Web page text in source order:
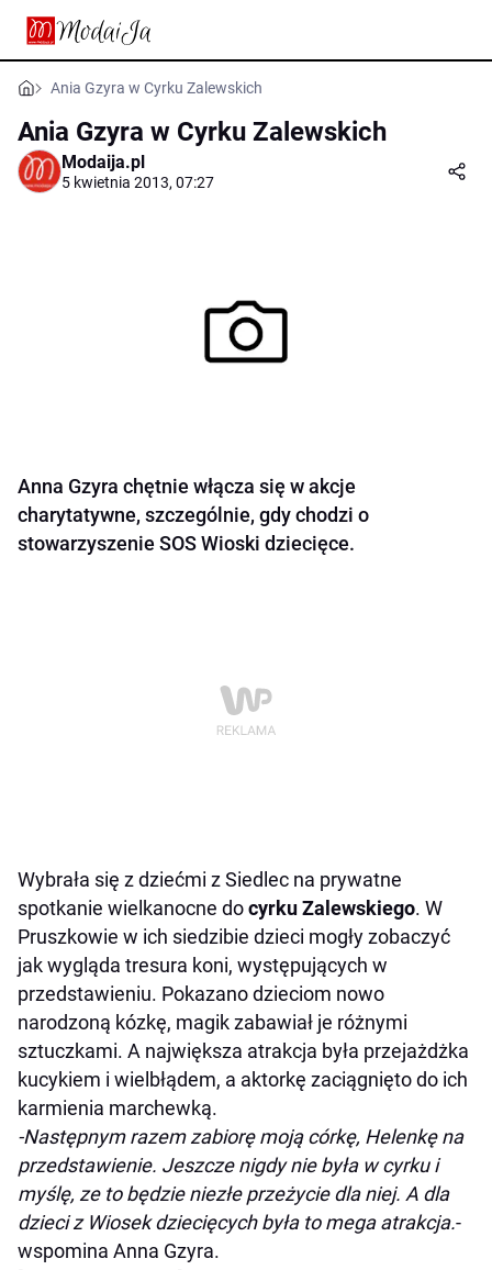
Ania Gzyra w Cyrku Zalewskich
Ania Gzyra w Cyrku Zalewskich
Modaija.pl
5 kwietnia 2013, 07:27
Anna Gzyra chętnie włącza się w akcje
charytatywne, szczególnie, gdy chodzi o
stowarzyszenie SOS Wioski dziecięce.
Wybrała się z dziećmi z Siedlec na prywatne
spotkanie wielkanocne docyrku Zalewskiego. W
Pruszkowie w ich siedzibie dzieci mogły zobaczyć
jak wygląda tresura koni, występujących w
przedstawieniu. Pokazano dzieciom nowo
narodzoną kózkę, magik zabawiał je różnymi
sztuczkami. A największa atrakcja była przejażdżka
kucykiem i wielbłądem, a aktorkę zaciągnięto do ich
karmienia marchewką.
-Następnym razem zabiorę moją córkę, Helenkę na
przedstawienie. Jeszcze nigdy nie była w cyrku i
myślę, ze to będzie niezłe przeżycie dla niej. A dla
dzieci z Wiosek dziecięcych była to mega atrakcja.-
wspomina Anna Gzyra.